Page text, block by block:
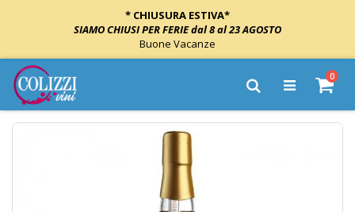
* CHIUSURA ESTIVA*
SIAMO CHIUSI PER FERIE dal 8 al 23 AGOSTO
Buone Vacanze
Salta
al
contenuto
Cart
0
Cerca
Vai